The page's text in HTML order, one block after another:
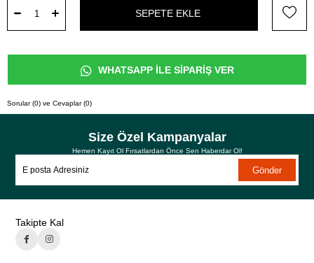
WHATSAPP İLE SİPARİŞ VER
Sorular (0) ve Cevaplar (0)
Size Özel Kampanyalar
Hemen Kayıt Ol Fırsatlardan Önce Sen Haberdar Ol!
Gönder
Takipte Kal